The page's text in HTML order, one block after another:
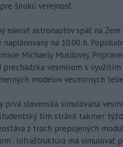
širokú verejnosť.
návrat astronautov späť na
naplánovaný na 10.00 h.
Michaely Musilovej.
prechádzka vesmírom s
modelov vesmírnych
prvá slovenská simulovaná
tím strávil takmer
z troch prepojených
Infraštruktúra má simulovať